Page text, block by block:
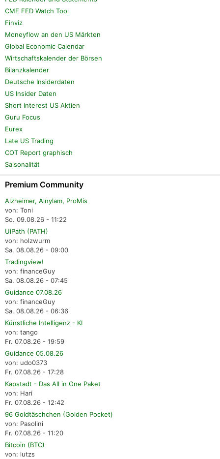
CME FED Watch Tool
Finviz
Moneyflow an den US Märkten
Global Economic Calendar
Wirtschaftskalender der Börsen
Bilanzkalender
Deutsche Insiderdaten
US Insider Daten
Short Interest US Aktien
Guru Focus
Eurex
Late US Trading
COT Report graphisch
Saisonalität
Premium Community
Alzheimer, Alnylam, ProMis
von: Toni
So. 09.08.26 - 11:22
UiPath (PATH)
von: holzwurm
Sa. 08.08.26 - 09:00
Tradingview!
von: financeGuy
Sa. 08.08.26 - 07:45
Guidance 07.08.26
von: financeGuy
Sa. 08.08.26 - 06:36
Künstliche Intelligenz - KI
von: tango
Fr. 07.08.26 - 19:59
Guidance 05.08.26
von: udo0373
Fr. 07.08.26 - 17:28
Kapstadt - Das All in One Paket
von: Hari
Fr. 07.08.26 - 12:42
96 Goldtäschchen (Golden Pocket)
von: Pasolini
Fr. 07.08.26 - 11:20
Bitcoin (BTC)
von: lutzs